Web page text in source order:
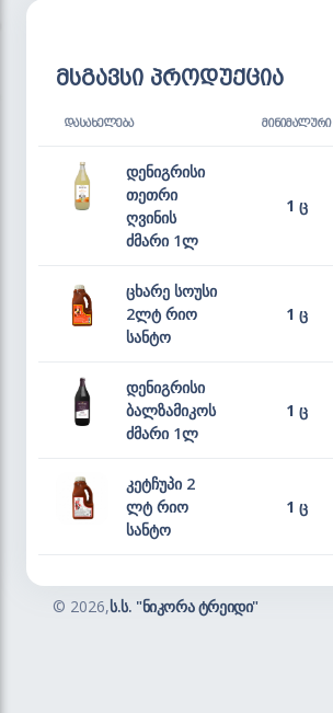
მსგავსი პროდუქცია
ᲓᲐᲡᲐᲮᲔᲚᲔᲑᲐ ᲛᲘᲜᲘᲛᲐᲚᲣᲠᲘ
დენიგრისი
თეთრი
ღვინის
ძმარი 1ლ
1 ც
ცხარე სოუსი
2ლტ რიო
სანტო
1 ც
დენიგრისი
ბალზამიკოს
ძმარი 1ლ
1 ც
კეტჩუპი 2
ლტ რიო
სანტო
1 ც
© 2026,ს.ს. "ნიკორა ტრეიდი"